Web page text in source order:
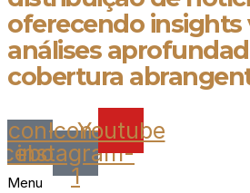
oferecendo insights
análises
cobertura
Icon-Icon-
instagram-
1
Youtube
Menu